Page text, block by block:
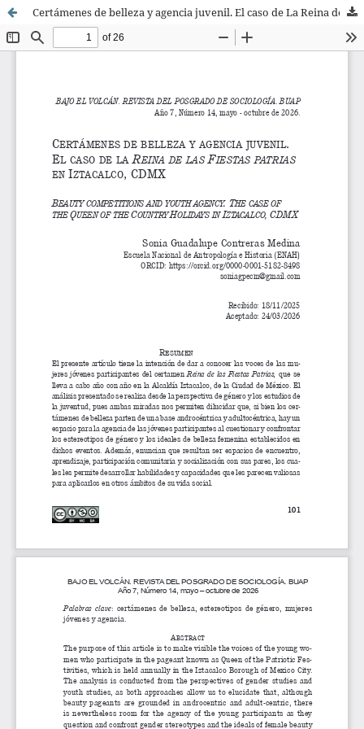
Certámenes de belleza y agencia juvenil. El caso de La Reina de las Fiestas Patrias en Iztacalco, CDMX